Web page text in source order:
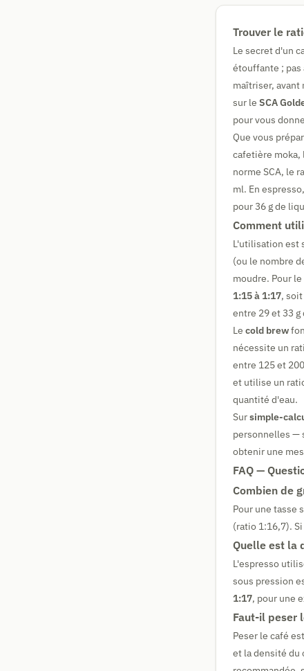
Trouver le
Le secret d'un
étouffante ; pas
maîtriser, avant
sur le SCA
pour vous
Que vous
cafetière moka,
norme SCA, le
ml. En
pour 36 g de
Comment
L'utilisation est
(ou le nombre
moudre. Pour le
1:15 à 1:17,
entre 29 et 33 g
Le cold brew
nécessite un
entre 125 et
et utilise un
quantité d'eau.
Sursimple-
personnelles —
obtenir une
FAQ —
Combien de
Pour une tasse
(ratio 1:16,7).
Quelle est la
L'espresso
sous pression
1:17, pour une
Faut-il peser
Peser le café
et la densité du